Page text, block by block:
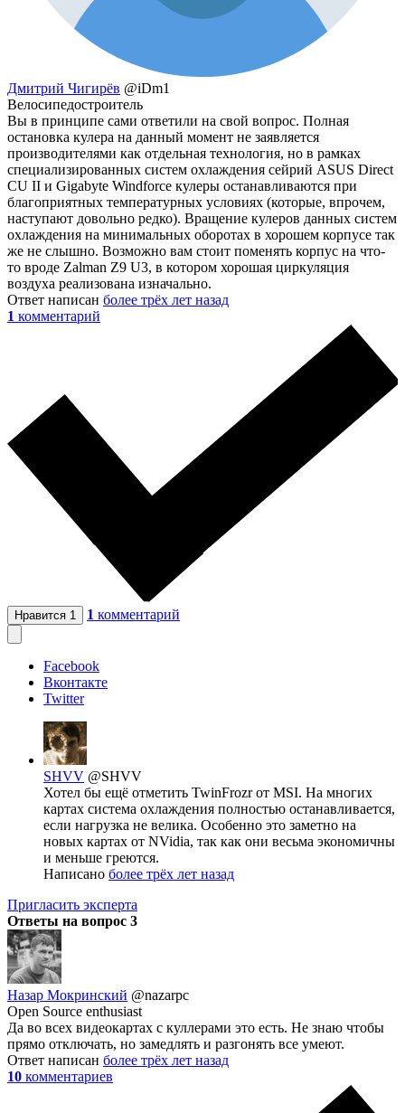
Дмитрий Чигирёв @iDm1
Велосипедостроитель
Вы в принципе сами ответили на свой вопрос. Полная
остановка кулера на данный момент не заявляется
производителями как отдельная технология, но в рамках
специализированных систем охлаждения сейрий ASUS Direct
CU II и Gigabyte Windforce кулеры останавливаются при
благоприятных температурных условиях (которые, впрочем,
наступают довольно редко). Вращение кулеров данных систем
охлаждения на минимальных оборотах в хорошем корпусе так
же не слышно. Возможно вам стоит поменять корпус на что-
то вроде Zalman Z9 U3, в котором хорошая циркуляция
воздуха реализована изначально.
Ответ написан более трёх лет назад
1 комментарий
Нравится 1 1 комментарий
Facebook
Вконтакте
Twitter
SHVV @SHVV
Хотел бы ещё отметить TwinFrozr от MSI. На многих
картах система охлаждения полностью останавливается,
если нагрузка не велика. Особенно это заметно на
новых картах от NVidia, так как они весьма экономичны
и меньше греются.
Написано более трёх лет назад
Пригласить эксперта
Ответы на вопрос 3
Назар Мокринский @nazarpc
Open Source enthusiast
Да во всех видеокартах с куллерами это есть. Не знаю чтобы
прямо отключать, но замедлять и разгонять все умеют.
Ответ написан более трёх лет назад
10 комментариев